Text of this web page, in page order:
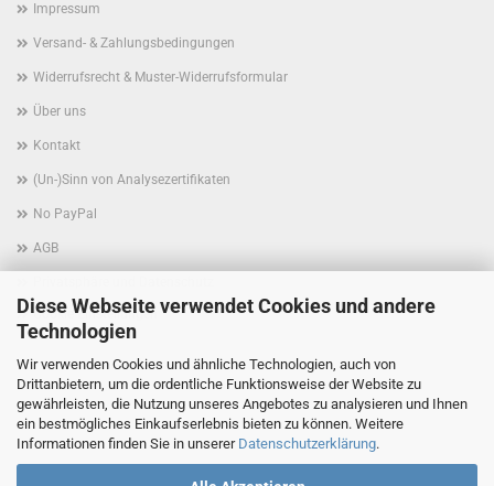
Diese Webseite verwendet Cookies und andere
Technologien
Wir verwenden Cookies und ähnliche Technologien, auch von
Drittanbietern, um die ordentliche Funktionsweise der Website zu
gewährleisten, die Nutzung unseres Angebotes zu analysieren und Ihnen
ein bestmögliches Einkaufserlebnis bieten zu können. Weitere
Informationen finden Sie in unserer Datenschutzerklärung.
Impressum
Versand- & Zahlungsbedingungen
Widerrufsrecht & Muster-Widerrufsformular
Über uns
Kontakt
(Un-)Sinn von Analysezertifikaten
No PayPal
AGB
Cookie Einstellungen